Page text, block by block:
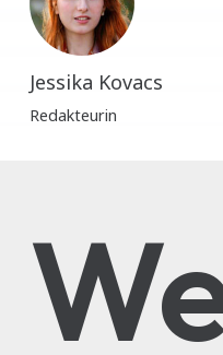
Jessika Kovacs
Redakteurin